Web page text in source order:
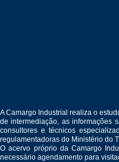
A Camargo Industrial realiza o
de intermediação, as informações
consultores e técnicos
regulamentadoras do Ministério do
O acervo próprio da Camargo
necessário agendamento para